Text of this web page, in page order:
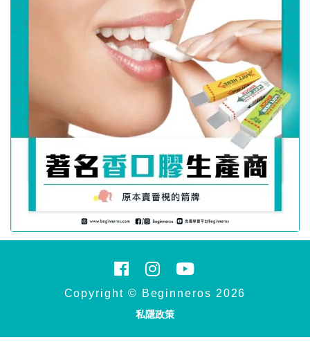
Copyright © Beginneros 2026
私隱政策